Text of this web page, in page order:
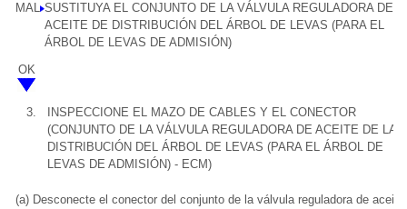
MAL SUSTITUYA EL CONJUNTO DE LA VÁLVULA REGULADORA DEL
ACEITE DE DISTRIBUCIÓN DEL ÁRBOL DE LEVAS (PARA EL
ÁRBOL DE LEVAS DE ADMISIÓN)
OK
3.
INSPECCIONE EL MAZO DE CABLES Y EL CONECTOR
(CONJUNTO DE LA VÁLVULA REGULADORA DE ACEITE DE LA
DISTRIBUCIÓN DEL ÁRBOL DE LEVAS (PARA EL ÁRBOL DE
LEVAS DE ADMISIÓN) - ECM)
(a) Desconecte el conector del conjunto de la válvula reguladora de aceite